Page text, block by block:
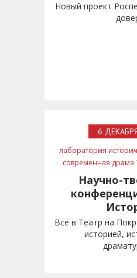
Новый проект
6
лаборатория
современная драма
Научно-
Все в Театр на
историей,